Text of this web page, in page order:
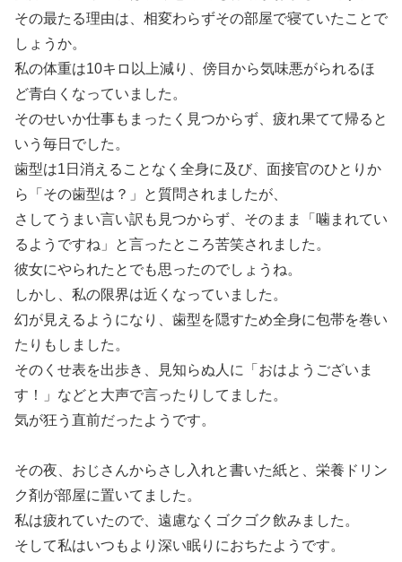
その最たる理由は、相変わらずその部屋で寝ていたことで
しょうか。
私の体重は10キロ以上減り、傍目から気味悪がられるほ
ど青白くなっていました。
そのせいか仕事もまったく見つからず、疲れ果てて帰ると
いう毎日でした。
歯型は1日消えることなく全身に及び、面接官のひとりか
ら「その歯型は？」と質問されましたが、
さしてうまい言い訳も見つからず、そのまま「噛まれてい
るようですね」と言ったところ苦笑されました。
彼女にやられたとでも思ったのでしょうね。
しかし、私の限界は近くなっていました。
幻が見えるようになり、歯型を隠すため全身に包帯を巻い
たりもしました。
そのくせ表を出歩き、見知らぬ人に「おはようございま
す！」などと大声で言ったりしてました。
気が狂う直前だったようです。
その夜、おじさんからさし入れと書いた紙と、栄養ドリン
ク剤が部屋に置いてました。
私は疲れていたので、遠慮なくゴクゴク飲みました。
そして私はいつもより深い眠りにおちたようです。